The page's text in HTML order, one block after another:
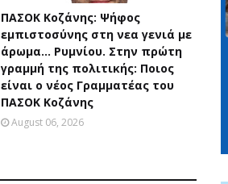
ΠΑΣΟΚ Κοζάνης: Ψήφος
εμπιστοσύνης στη νεα γενιά με
άρωμα... Ρυμνίου. Στην πρώτη
γραμμή της πολιτικής: Ποιος
είναι ο νέος Γραμματέας του
ΠΑΣΟΚ Κοζάνης
August 06, 2026